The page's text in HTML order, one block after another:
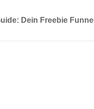
Dein Freebie Funnel